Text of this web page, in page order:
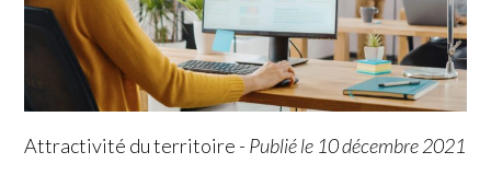
Attractivité du territoire - Publié le 10 décembre 2021